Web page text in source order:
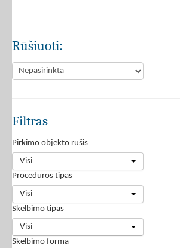
Rūšiuoti:
Filtras
Pirkimo objekto rūšis
Visi
Procedūros tipas
Visi
Skelbimo tipas
Visi
Skelbimo forma